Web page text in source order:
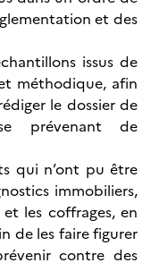
et des
issus de
méthodique, afin
le dossier de
prévenant de
qui n’ont pu être
immobiliers,
les coffrages, en
de les faire figurer
contre des